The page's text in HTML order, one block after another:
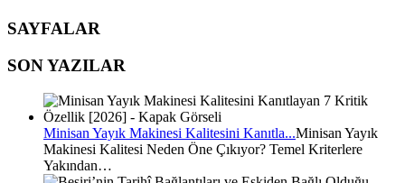
SAYFALAR
SON YAZILAR
Minisan Yayık Makinesi Kalitesini Kanıtla...Minisan Yayık
Makinesi Kalitesi Neden Öne Çıkıyor? Temel Kriterlere
Yakından…